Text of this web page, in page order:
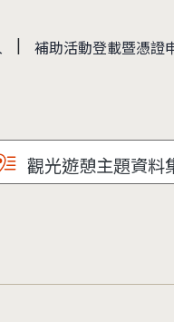
| 補助活動登載暨憑證
觀光遊憩主題資料